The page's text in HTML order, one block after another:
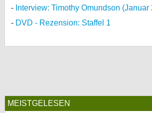
Interview: Timothy Omundson (Januar
DVD - Rezension: Staffel 1
MEISTGELESEN